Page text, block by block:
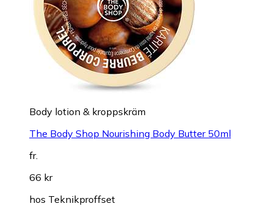
Body lotion & kroppskräm
The Body Shop Nourishing Body Butter 50ml
fr.
66 kr
hos Teknikproffset